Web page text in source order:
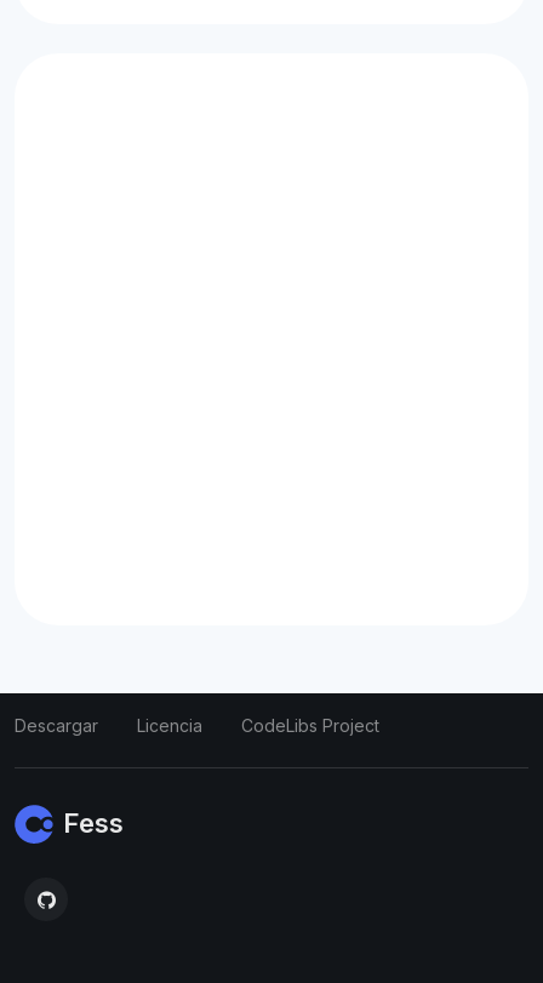
Descargar Licencia CodeLibs Project
Fess